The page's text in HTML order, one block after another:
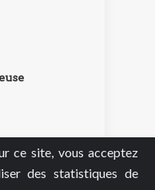
ce site, vous acceptez
des statistiques de